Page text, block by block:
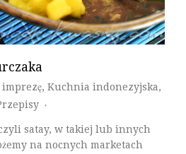
, Kuchnia indonezyjska,
♦
satay, w takiej lub innych
na nocnych marketach